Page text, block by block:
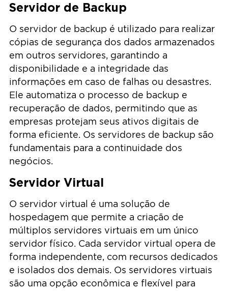
Servidor de Backup
O servidor de backup é utilizado para realizar
cópias de segurança dos dados armazenados
em outros servidores, garantindo a
disponibilidade e a integridade das
informações em caso de falhas ou desastres.
Ele automatiza o processo de backup e
recuperação de dados, permitindo que as
empresas protejam seus ativos digitais de
forma eficiente. Os servidores de backup são
fundamentais para a continuidade dos
negócios.
Servidor Virtual
O servidor virtual é uma solução de
hospedagem que permite a criação de
múltiplos servidores virtuais em um único
servidor físico. Cada servidor virtual opera de
forma independente, com recursos dedicados
e isolados dos demais. Os servidores virtuais
são uma opção econômica e flexível para